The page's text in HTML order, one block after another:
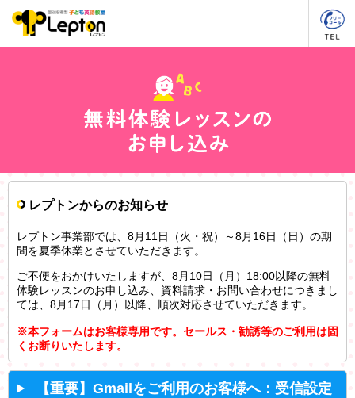
レプトンからのお知らせ
レプトン事業部では、8月11日（火・祝）～8月16日（日）の期
間を夏季休業とさせていただきます。
ご不便をおかけいたしますが、8月10日（月）18:00以降の無料
体験レッスンのお申し込み、資料請求・お問い合わせにつきまし
ては、8月17日（月）以降、順次対応させていただきます。
※本フォームはお客様専用です。セールス・勧誘等のご利用は固
くお断りいたします。
【重要】Gmailをご利用のお客様へ：受信設定